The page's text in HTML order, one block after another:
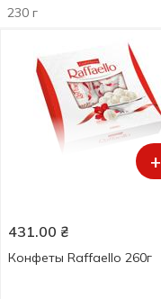
230 г
+
431.00 ₴
Конфеты Raffaello 260г